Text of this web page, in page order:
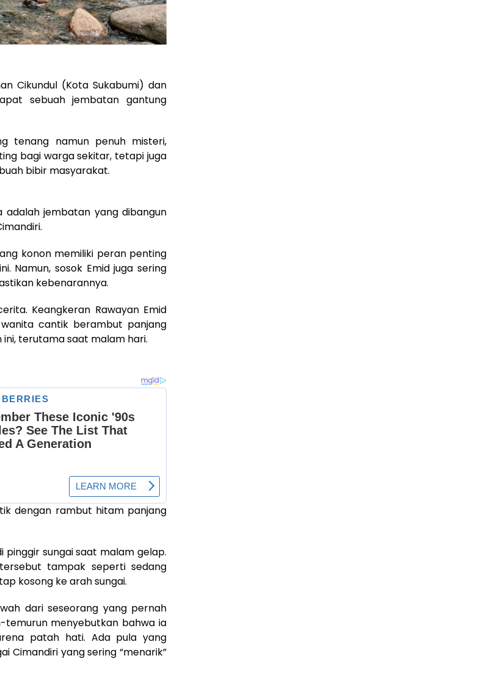
Cikundul (Kota Sukabumi) dan
sebuah jembatan gantung
tenang namun penuh misteri,
bagi warga sekitar, tetapi juga
bibir masyarakat.
adalah jembatan yang dibangun
konon memiliki peran penting
Namun, sosok Emid juga sering
kebenarannya.
Keangkeran Rawayan Emid
cantik berambut panjang
terutama saat malam hari.
dengan rambut hitam panjang
sungai saat malam gelap.
tampak seperti sedang
kosong ke arah sungai.
dari seseorang yang pernah
menyebutkan bahwa ia
patah hati. Ada pula yang
Cimandiri yang sering “menarik”